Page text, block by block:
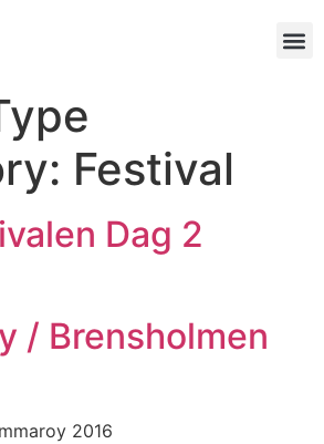
Festival
Dag 2
/ Brensholmen
2016